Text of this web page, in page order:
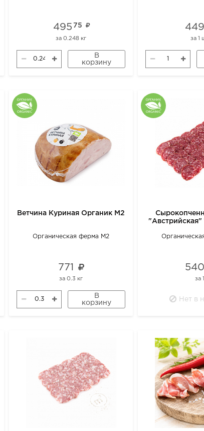
495 75
за0.248 кг
В
корзину
449
за 1
Ветчина Куриная Органик М2
Органическая ферма М2
771
за0.3 кг
В
корзину
"Австрийская"
540
за1
Нет в